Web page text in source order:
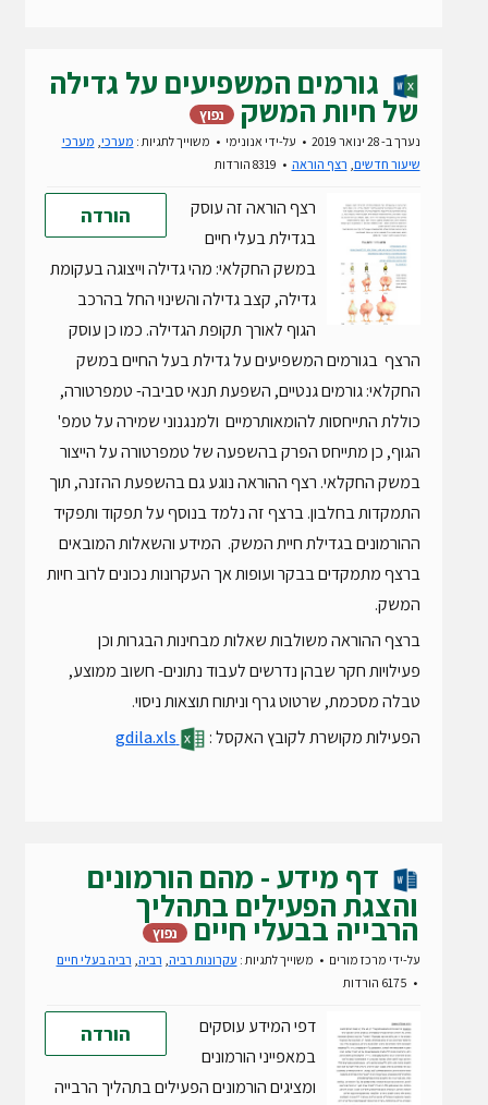
גורמים המשפיעים על גדילה
של חיות המשק נפוץ
נערך ב- 28 ינואר 2019 על-ידי אנונימי משוייך לתגיות : מערכי, מערכי
שיעור חדשים, רצף הוראה
הורדה
רצף הוראה זה עוסק
בגדילת בעלי חיים
במשק החקלאי: מהי גדילה וייצוגה בעקומת
גדילה, קצב גדילה והשינוי החל בהרכב
הגוף לאורך תקופת הגדילה. כמו כן עוסק
הרצף בגורמים המשפיעים על גדילת בעל החיים במשק
החקלאי: גורמים גנטיים, השפעת תנאי סביבה- טמפרטורה,
כוללת התייחסות להומאותרמיים ולמנגנוני שמירה על טמפ'
הגוף, כן מתייחס הפרק בהשפעה של טמפרטורה על הייצור
במשק החקלאי. רצף ההוראה נוגע גם בהשפעת ההזנה, תוך
התמקדות בחלבון. ברצף זה נלמד בנוסף על תפקוד ותפקיד
ההורמונים בגדילת חיית המשק. המידע והשאלות המובאים
ברצף מתמקדים בבקר ועופות אך העקרונות נכונים לרוב חיות
המשק.
ברצף ההוראה משולבות שאלות מבחינות הבגרות וכן
פעילויות חקר שבהן נדרשים לעבוד נתונים- חשוב ממוצע,
טבלה מסכמת, שרטוט גרף וניתוח תוצאות ניסוי.
הפעילות מקושרת לקובץ האקסל :
gdila.xls
דף מידע - מהם הורמונים
והצגת הפעילים בתהליך
הרבייה בבעלי חיים נפוץ
על-ידי מרכז מורים משוייך לתגיות : עקרונות רביה, רביה, רביה בעלי חיים
הורדה
דפי המידע עוסקים
במאפייני הורמונים
ומציגים הורמונים הפעילים בתהליך הרבייה